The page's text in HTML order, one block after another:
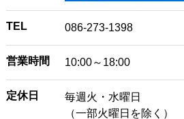
TEL 086-273-1398
営業時間 10:00～18:00
定休日
毎週火・水曜日
（一部火曜日を除く）